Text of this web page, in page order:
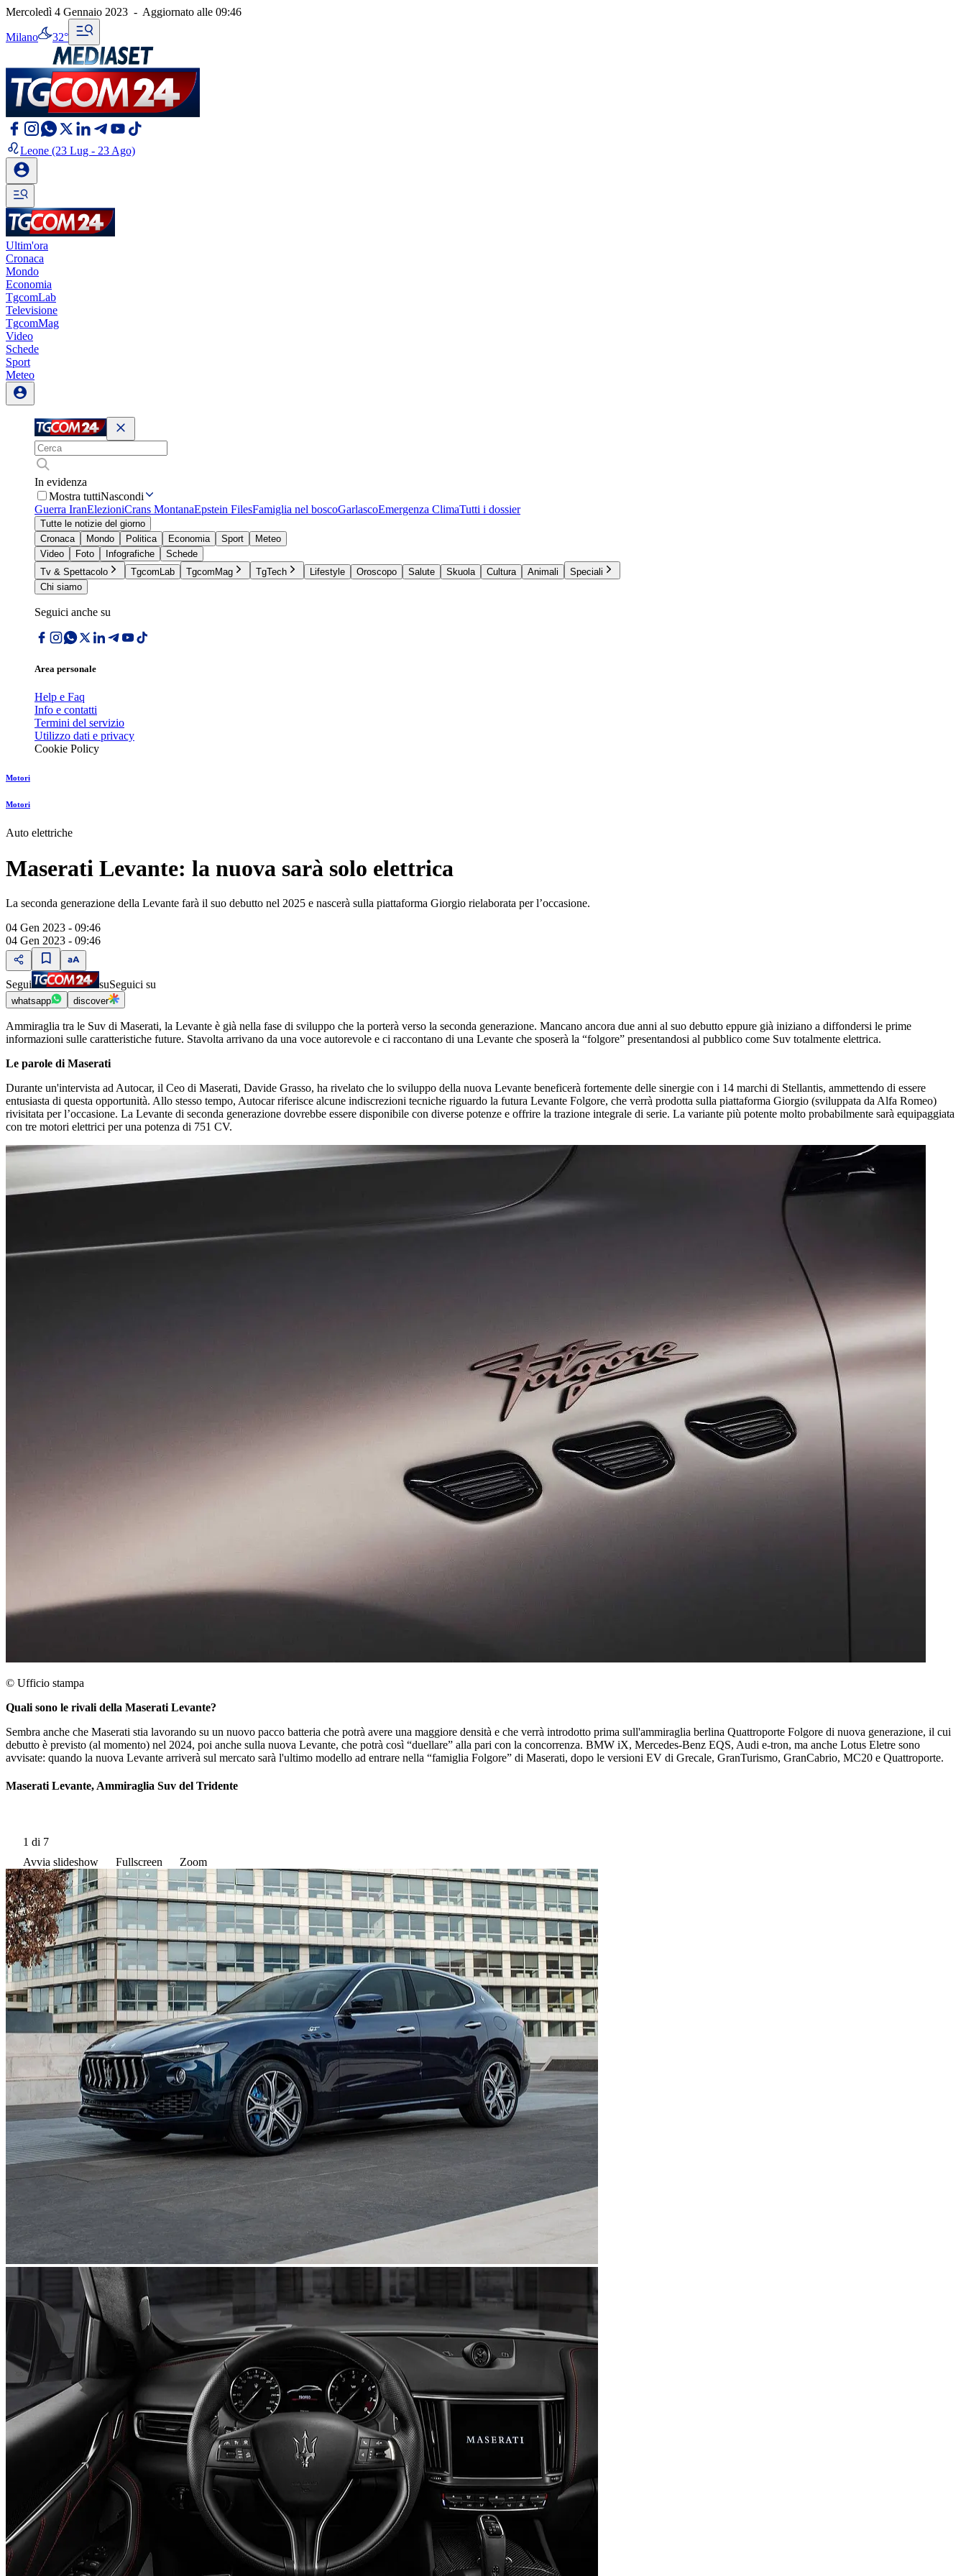
Mercoledì 4 Gennaio 2023 - Aggiornato alle 09:46
Milano 32°
Leone (23 Lug - 23 Ago)
Ultim'ora
Cronaca
Mondo
Economia
TgcomLab
Televisione
TgcomMag
Video
Schede
Sport
Meteo
In evidenza
Mostra tuttiNascondi
Guerra IranElezioniCrans MontanaEpstein FilesFamiglia nel boscoGarlascoEmergenza ClimaTutti i dossier
Tutte le notizie del giorno
Cronaca
Mondo Politica Economia Sport
Meteo
Video
Foto Infografiche
Schede
Tv & Spettacolo
TgcomLab TgcomMag TgTech Lifestyle Oroscopo Salute Skuola Cultura Animali
Speciali
Chi siamo
Seguici anche su
Area personale
Help e Faq
Info e contatti
Termini del servizio
Utilizzo dati e privacy
Cookie Policy
Motori
Motori
Auto elettriche
Maserati Levante: la nuova sarà solo elettrica
La seconda generazione della Levante farà il suo debutto nel 2025 e nascerà sulla piattaforma Giorgio rielaborata per l’occasione.
04 Gen 2023 - 09:46
04 Gen 2023 - 09:46
Segui suSeguici su
whatsapp discover
Ammiraglia tra le Suv di Maserati, la Levante è già nella fase di sviluppo che la porterà verso la seconda generazione. Mancano ancora due anni al suo debutto eppure già iniziano a diffondersi le prime
informazioni sulle caratteristiche future. Stavolta arrivano da una voce autorevole e ci raccontano di una Levante che sposerà la “folgore” presentandosi al pubblico come Suv totalmente elettrica.
Le parole di Maserati
Durante un'intervista ad Autocar, il Ceo di Maserati, Davide Grasso, ha rivelato che lo sviluppo della nuova Levante beneficerà fortemente delle sinergie con i 14 marchi di Stellantis, ammettendo di essere
entusiasta di questa opportunità. Allo stesso tempo, Autocar riferisce alcune indiscrezioni tecniche riguardo la futura Levante Folgore, che verrà prodotta sulla piattaforma Giorgio (sviluppata da Alfa Romeo)
rivisitata per l’occasione. La Levante di seconda generazione dovrebbe essere disponibile con diverse potenze e offrire la trazione integrale di serie. La variante più potente molto probabilmente sarà equipaggiata
con tre motori elettrici per una potenza di 751 CV.
© Ufficio stampa
Quali sono le rivali della Maserati Levante?
Sembra anche che Maserati stia lavorando su un nuovo pacco batteria che potrà avere una maggiore densità e che verrà introdotto prima sull'ammiraglia berlina Quattroporte Folgore di nuova generazione, il cui
debutto è previsto (al momento) nel 2024, poi anche sulla nuova Levante, che potrà così “duellare” alla pari con la concorrenza. BMW iX, Mercedes-Benz EQS, Audi e-tron, ma anche Lotus Eletre sono
avvisate: quando la nuova Levante arriverà sul mercato sarà l'ultimo modello ad entrare nella “famiglia Folgore” di Maserati, dopo le versioni EV di Grecale, GranTurismo, GranCabrio, MC20 e Quattroporte.
Maserati Levante, Ammiraglia Suv del Tridente
1 di 7
Avvia slideshow
Fullscreen Zoom